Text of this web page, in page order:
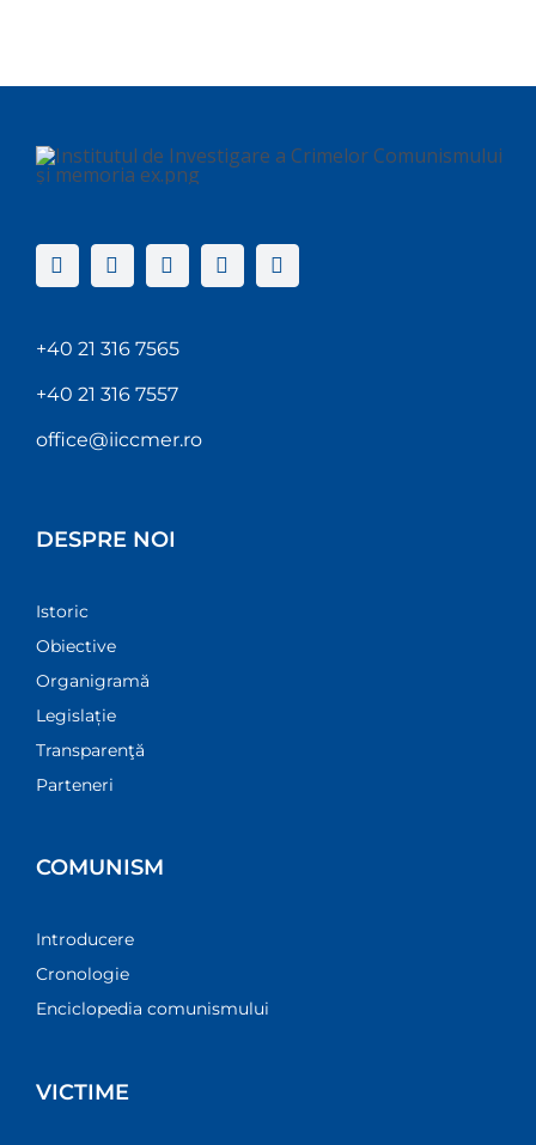
+40 21 316 7565
+40 21 316 7557
office@iiccmer.ro
DESPRE NOI
Istoric
Obiective
Organigramă
Legislație
Transparenţă
Parteneri
COMUNISM
Introducere
Cronologie
Enciclopedia comunismului
VICTIME